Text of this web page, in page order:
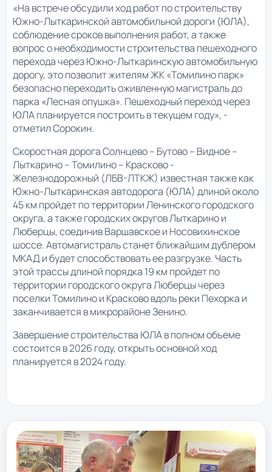
«На встрече обсудили ход работ по строительству
Южно-Лыткаринской автомобильной дороги (ЮЛА),
соблюдение сроков выполнения работ, а также
вопрос о необходимости строительства пешеходного
перехода через Южно-Лыткаринскую автомобильную
дорогу, это позволит жителям ЖК «Томилино парк»
безопасно переходить оживленную магистраль до
парка «Лесная опушка». Пешеходный переход через
ЮЛА планируется построить в текущем году», -
отметил Сорокин.
Скоростная дорога Солнцево – Бутово – Видное –
Лыткарино – Томилино – Красково -
Железнодорожный (ЛБВ-ЛТКЖ) известная также как
Южно-Лыткаринская автодорога (ЮЛА) длиной около
45 км пройдет по территории Ленинского городского
округа, а также городских округов Лыткарино и
Люберцы, соединив Варшавское и Носовихинское
шоссе. Автомагистраль станет ближайшим дублером
МКАД и будет способствовать ее разгрузке. Часть
этой трассы длиной порядка 19 км пройдет по
территории городского округа Люберцы через
поселки Томилино и Красково вдоль реки Пехорка и
заканчивается в микрорайоне Зенино.
Завершение строительства ЮЛА в полном объеме
состоится в 2026 году, открыть основной ход
планируется в 2024 году.